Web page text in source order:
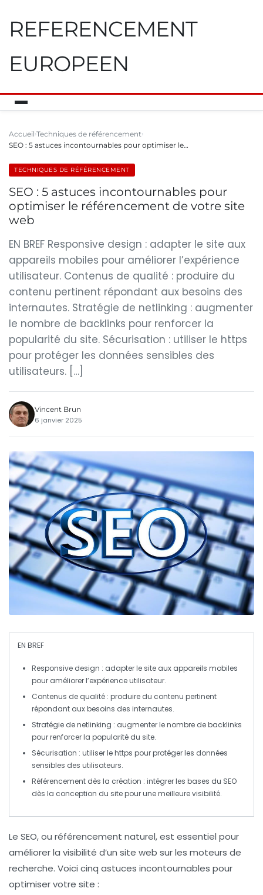
REFERENCEMENT
EUROPEEN
Accueil Techniques de référencement
SEO : 5 astuces incontournables pour optimiser le…
TECHNIQUES DE RÉFÉRENCEMENT
SEO : 5 astuces incontournables pour
optimiser le référencement de votre site
web
EN BREF Responsive design : adapter le site aux
appareils mobiles pour améliorer l’expérience
utilisateur. Contenus de qualité : produire du
contenu pertinent répondant aux besoins des
internautes. Stratégie de netlinking : augmenter
le nombre de backlinks pour renforcer la
popularité du site. Sécurisation : utiliser le https
pour protéger les données sensibles des
utilisateurs. […]
Vincent Brun
6 janvier 2025
EN BREF
Responsive design : adapter le site aux appareils mobiles
pour améliorer l’expérience utilisateur.
Contenus de qualité : produire du contenu pertinent
répondant aux besoins des internautes.
Stratégie de netlinking : augmenter le nombre debacklinks
pour renforcer la popularité du site.
Sécurisation : utiliser lehttps pour protéger les données
sensibles des utilisateurs.
Référencement dès la création : intégrer les bases du SEO
dès la conception du site pour une meilleure visibilité.
Le SEO, ou référencement naturel, est essentiel pour
améliorer la visibilité d’un site web sur les moteurs de
recherche. Voici cinq astuces incontournables pour
optimiser votre site :